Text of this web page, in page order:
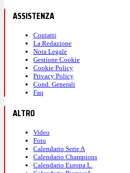
ASSISTENZA
Contatti
La Redazione
Nota Legale
Gestione Cookie
Cookie Policy
Privacy Policy
Cond. Generali
Faq
ALTRO
Video
Foto
Calendario Serie A
Calendario Champions
Calendario Europa L.